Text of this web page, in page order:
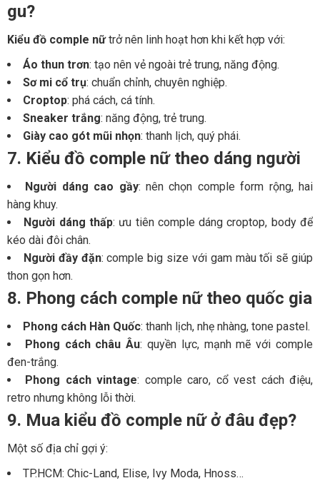
gu?
Kiểu đồ comple nữtrở nên linh hoạt hơn khi kết hợp với:
Áo thun trơn: tạo nên vẻ ngoài trẻ trung, năng động.
Sơ mi cổ trụ: chuẩn chỉnh, chuyên nghiệp.
Croptop: phá cách, cá tính.
Sneaker trắng: năng động, trẻ trung.
Giày cao gót mũi nhọn: thanh lịch, quý phái.
7. Kiểu đồ comple nữ theo dáng người
Người dáng cao gầy: nên chọn comple form rộng, hai
hàng khuy.
Người dáng thấp: ưu tiên comple dáng croptop, body để
kéo dài đôi chân.
Người đầy đặn: comple big size với gam màu tối sẽ giúp
thon gọn hơn.
8. Phong cách comple nữ theo quốc gia
Phong cách Hàn Quốc: thanh lịch, nhẹ nhàng, tone pastel.
Phong cách châu Âu: quyền lực, mạnh mẽ với comple
đen-trắng.
Phong cách vintage: comple caro, cổ vest cách điệu,
retro nhưng không lỗi thời.
9. Mua kiểu đồ comple nữ ở đâu đẹp?
Một số địa chỉ gợi ý:
TP.HCM: Chic-Land, Elise, Ivy Moda, Hnoss…